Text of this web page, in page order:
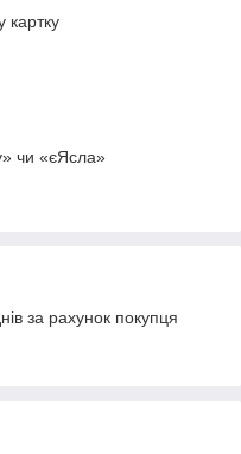
картку
чи «єЯсла»
за рахунок покупця